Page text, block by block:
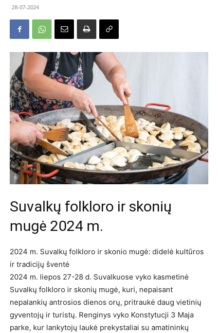
28-07-2024
Suvalkų folkloro ir skonių
mugė 2024 m.
2024 m. Suvalkų folkloro ir skonio mugė: didelė kultūros
ir tradicijų šventė
2024 m. liepos 27-28 d. Suvalkuose vyko kasmetinė
Suvalkų folkloro ir skonių mugė, kuri, nepaisant
nepalankių antrosios dienos orų, pritraukė daug vietinių
gyventojų ir turistų. Renginys vyko Konstytucji 3 Maja
parke, kur lankytojų laukė prekystaliai su amatininkų